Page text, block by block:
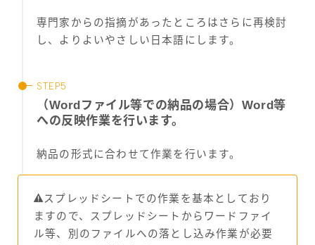
専門家からの指摘があったところはさらに再検討
し、よりよいやさしい日本語にします。
（Wordファイル等での納品の場合）Word等
への反映作業を行います。
納品の形式に合わせて作業を行います。
スプレッドシートでの作業を基本としており
ますので、スプレッドシートからワードファイ
ル等、別のファイルへの落とし込み作業が必要